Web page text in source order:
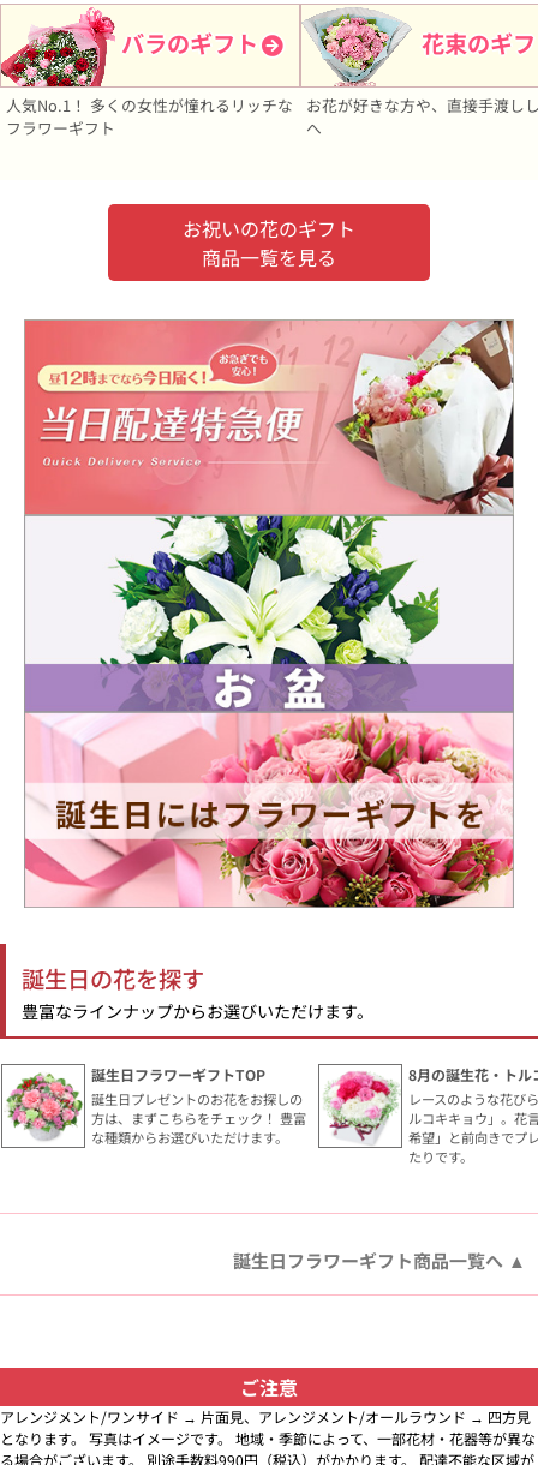
バラのギフト
人気No.1！ 多くの女性が憧れるリッチな
フラワーギフト
花束のギ
お花が好きな方や、直接手渡し
へ
お祝いの花のギフト
商品一覧を見る
誕生日の花を探す
豊富なラインナップからお選びいただけます。
誕生日フラワーギフトTOP
誕生日プレゼントのお花をお探しの
方は、まずこちらをチェック！ 豊富
な種類からお選びいただけます。
8月の誕生花・トル
レースのような花び
ルコキキョウ」。花
希望」と前向きでプ
たりです。
誕生日フラワーギフト商品一覧へ
ご注意
アレンジメント/ワンサイド → 片面見、アレンジメント/オールラウンド → 四方見
となります。 写真はイメージです。 地域・季節によって、一部花材・花器等が異な
る場合がございます。 別途手数料990円（税込）がかかります。 配達不能な区域が